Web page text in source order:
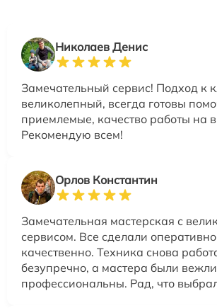
Николаев Денис
Замечательный сервис! Подход к
великолепный, всегда готовы
приемлемые, качество работы на
Рекомендую всем!
Орлов Константин
Замечательная мастерская с
сервисом. Все сделали
качественно. Техника снова
безупречно, а мастера были
профессиональны. Рад, что